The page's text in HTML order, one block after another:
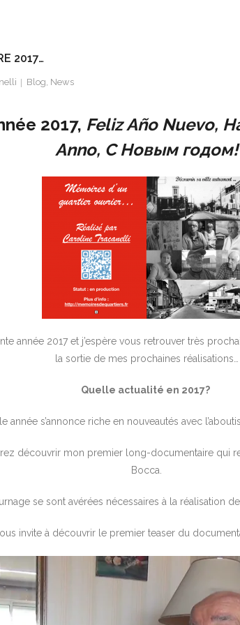
2017…
Blog News
2017, Feliz Año Nuevo,
Anno, С Новым годом!
année 2017 et j’espère vous retrouver très
la sortie de mes prochaines réalisations…
Quelle actualité en 2017?
année s’annonce riche en nouveautés avec
découvrir mon premier long-documentaire qui
Bocca.
se sont avérées nécessaires à la réalisation
invite à découvrir le premier teaser du